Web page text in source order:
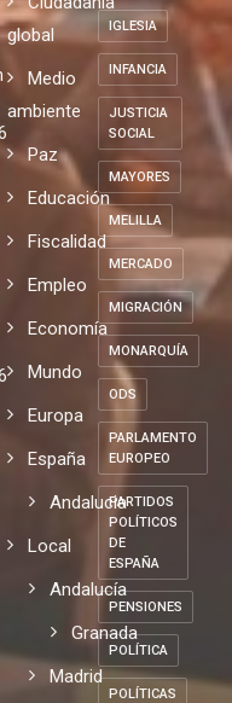
global
Medio
ambiente
Paz
Educación
Fiscalidad
Empleo
Economía
Mundo
Europa
España
Andalucia
Local
Andalucía
Granada
Madrid
IGLESIA
INFANCIA
JUSTICIA
SOCIAL
MAYORES
MELILLA
MERCADO
MIGRACIÓN
MONARQUÍA
ODS
PARLAMENTO
EUROPEO
PARTIDOS
POLÍTICOS
DE
ESPAÑA
PENSIONES
POLÍTICA
POLÍTICAS